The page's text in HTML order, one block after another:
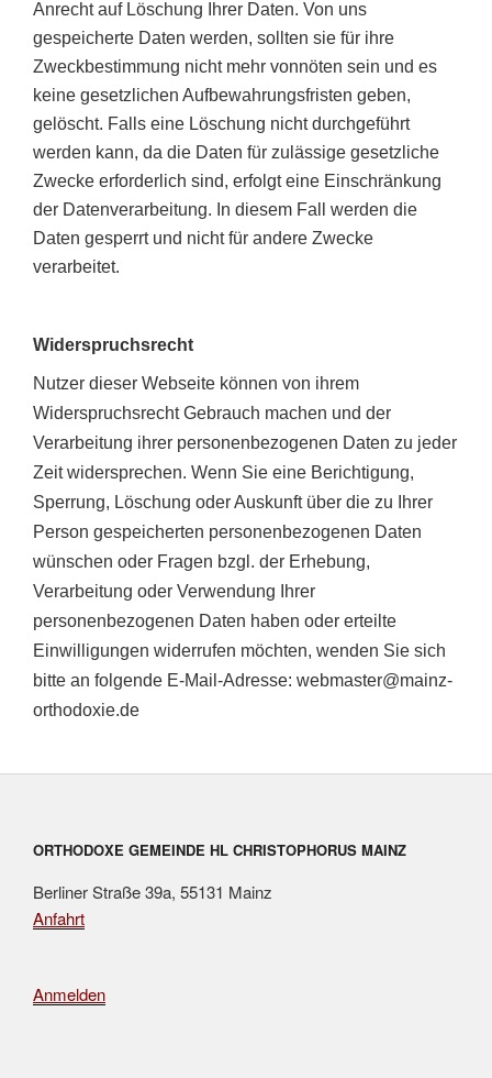
Anrecht auf Löschung Ihrer Daten. Von uns
gespeicherte Daten werden, sollten sie für ihre
Zweckbestimmung nicht mehr vonnöten sein und es
keine gesetzlichen Aufbewahrungsfristen geben,
gelöscht. Falls eine Löschung nicht durchgeführt
werden kann, da die Daten für zulässige gesetzliche
Zwecke erforderlich sind, erfolgt eine Einschränkung
der Datenverarbeitung. In diesem Fall werden die
Daten gesperrt und nicht für andere Zwecke
verarbeitet.
Widerspruchsrecht
Nutzer dieser Webseite können von ihrem
Widerspruchsrecht Gebrauch machen und der
Verarbeitung ihrer personenbezogenen Daten zu jeder
Zeit widersprechen. Wenn Sie eine Berichtigung,
Sperrung, Löschung oder Auskunft über die zu Ihrer
Person gespeicherten personenbezogenen Daten
wünschen oder Fragen bzgl. der Erhebung,
Verarbeitung oder Verwendung Ihrer
personenbezogenen Daten haben oder erteilte
Einwilligungen widerrufen möchten, wenden Sie sich
bitte an folgende E-Mail-Adresse: webmaster@mainz-
orthodoxie.de
ORTHODOXE GEMEINDE HL CHRISTOPHORUS MAINZ
Berliner Straße 39a, 55131 Mainz
Anfahrt
Anmelden